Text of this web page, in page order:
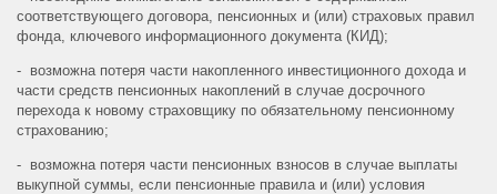
соответствующего договора, пенсионных и (или) страховых правил
фонда, ключевого информационного документа (КИД);
- возможна потеря части накопленного инвестиционного дохода и
части средств пенсионных накоплений в случае досрочного
перехода к новому страховщику по обязательному пенсионному
страхованию;
- возможна потеря части пенсионных взносов в случае выплаты
выкупной суммы, если пенсионные правила и (или) условия